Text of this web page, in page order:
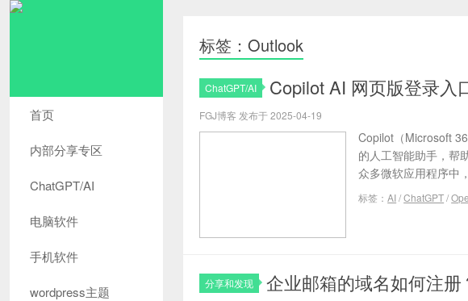
首页
内部分享专区
ChatGPT/AI
电脑软件
手机软件
wordpress主题
标签：Outlook
ChatGPT/AI Copilot AI 网页版登录入
FGJ博客 发布于 2025-04-19
Copilot（Microsoft
的人工智能助手，帮
众多微软应用程序中
标签：AI/ChatGPT/
分享和发现 企业邮箱的域名如何注册